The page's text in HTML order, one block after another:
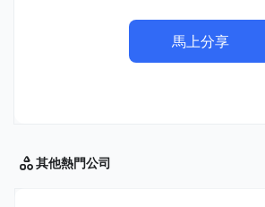
馬上分享
其他熱門公司